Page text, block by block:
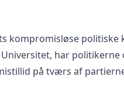
kompromisløse politiske
har
på tværs af